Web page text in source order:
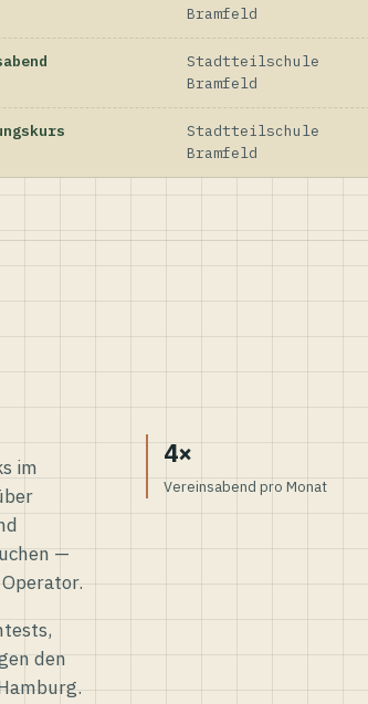
Bramfeld
Stadtteilschule
Bramfeld
Stadtteilschule
Bramfeld
im
—
den
4×
Vereinsabend pro Monat